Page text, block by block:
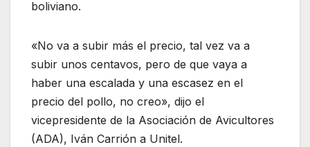
boliviano.
«No va a subir más el precio, tal vez va a
subir unos centavos, pero de que vaya a
haber una escalada y una escasez en el
precio del pollo, no creo», dijo el
vicepresidente de la Asociación de Avicultores
(ADA), Iván Carrión a Unitel.